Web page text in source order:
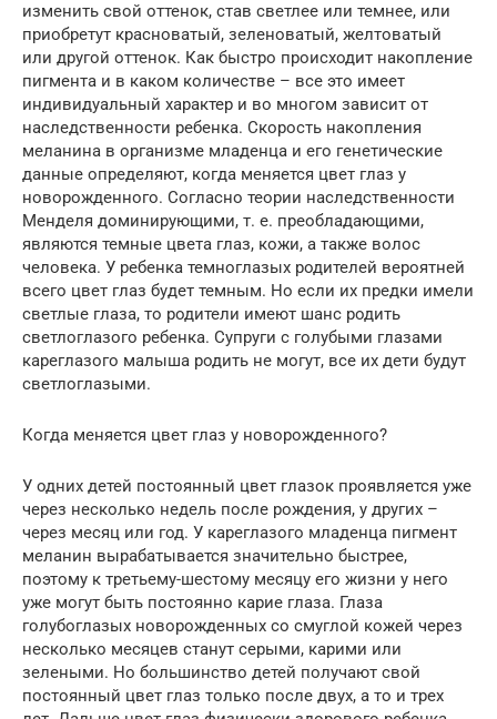
изменить свой оттенок, став светлее или темнее, или
приобретут красноватый, зеленоватый, желтоватый
или другой оттенок. Как быстро происходит накопление
пигмента и в каком количестве – все это имеет
индивидуальный характер и во многом зависит от
наследственности ребенка. Скорость накопления
меланина в организме младенца и его генетические
данные определяют, когда меняется цвет глаз у
новорожденного. Согласно теории наследственности
Менделя доминирующими, т. е. преобладающими,
являются темные цвета глаз, кожи, а также волос
человека. У ребенка темноглазых родителей вероятней
всего цвет глаз будет темным. Но если их предки имели
светлые глаза, то родители имеют шанс родить
светлоглазого ребенка. Супруги с голубыми глазами
кареглазого малыша родить не могут, все их дети будут
светлоглазыми.
Когда меняется цвет глаз у новорожденного?
У одних детей постоянный цвет глазок проявляется уже
через несколько недель после рождения, у других –
через месяц или год. У кареглазого младенца пигмент
меланин вырабатывается значительно быстрее,
поэтому к третьему-шестому месяцу его жизни у него
уже могут быть постоянно карие глаза. Глаза
голубоглазых новорожденных со смуглой кожей через
несколько месяцев станут серыми, карими или
зелеными. Но большинство детей получают свой
постоянный цвет глаз только после двух, а то и трех